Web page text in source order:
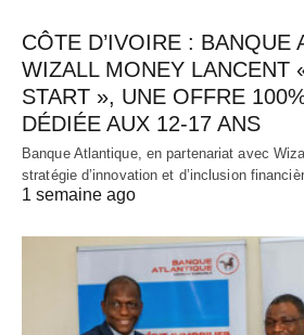
CÔTE D’IVOIRE : BANQUE
WIZALL MONEY LANCENT
START », UNE OFFRE
DÉDIÉE AUX 12-17 ANS
Banque Atlantique, en partenariat avec
stratégie d’innovation et d’inclusion
1 semaine ago